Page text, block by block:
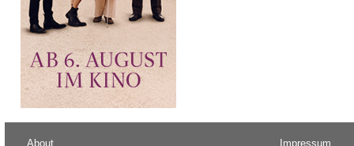
About Impressum